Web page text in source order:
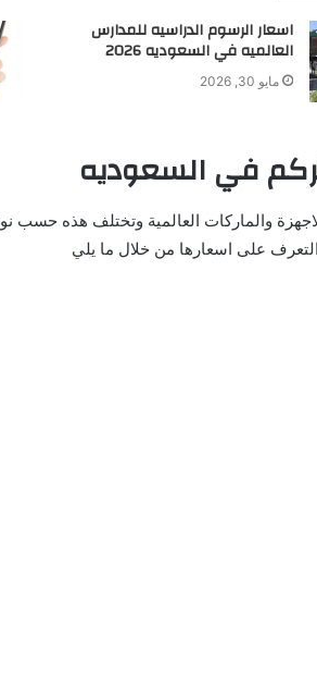
اسعار الرسوم الدراسيه للمدارس
العالميه في السعوديه 2026
مايو 30, 2026
في السعوديه
والماركات العالمية وتختلف هذه حسب
على اسعارها من خلال ما يلي